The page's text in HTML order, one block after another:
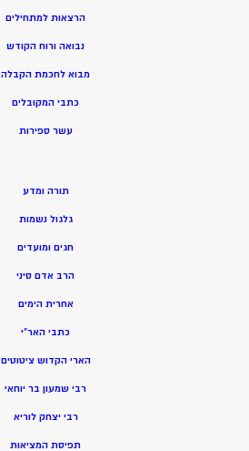
הרצאות למתחילים
נבואה ורוח הקודש
מבוא לחכמת הקבלה
כתבי המקובלים
עשר ספירות
תורה ומדע
גלגול נשמות
חגים ומועדים
הרב אדם סיני
אחרית הימים
כתבי האר”י
הארי הקדוש ציטוטים
רבי שמעון בר יוחאי
רבי יצחק לוריא
תפיסת המציאות